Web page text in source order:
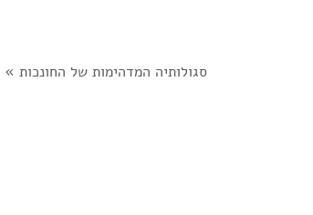
סגולותיה המדהימות של החונכות»